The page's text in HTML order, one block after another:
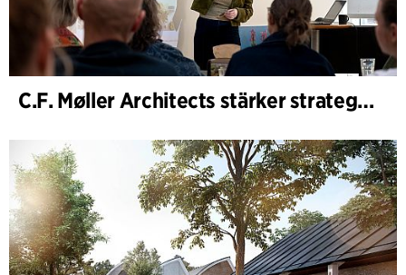
C.F. Møller Architects stärker strategisk rådgivning i tidiga skeden